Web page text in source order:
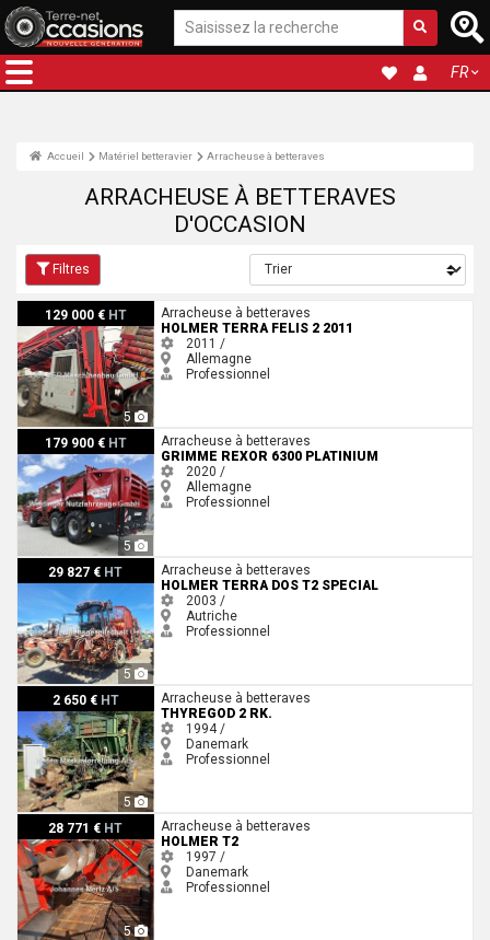
FR
Accueil Matériel betteravier Arracheuse à betteraves
ARRACHEUSE À BETTERAVES
D'OCCASION
Filtres
129 000 € HT
5
Holmer Terra Felis 2 2011Arracheuse à betteraves
HOLMER TERRA FELIS 2 2011
2011 /
Allemagne
Professionnel
179 900 € HT
5
Grimme Rexor 6300 PlatiniumArracheuse à betteraves
GRIMME REXOR 6300 PLATINIUM
2020 /
Allemagne
Professionnel
29 827 € HT
5
Holmer Terra Dos T2 SpecialArracheuse à betteraves
HOLMER TERRA DOS T2 SPECIAL
2003 /
Autriche
Professionnel
2 650 € HT
5
Thyregod 2 rk.
Arracheuse à betteraves
THYREGOD 2 RK.
1994 /
Danemark
Professionnel
28 771 € HT
5
Holmer T2
Arracheuse à betteraves
HOLMER T2
1997 /
Danemark
Professionnel